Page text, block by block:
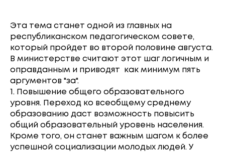
Эта тема станет одной из главных на
республиканском педагогическом совете,
который пройдет во второй половине августа.
В министерстве считают этот шаг логичным и
оправданным и приводят как минимум пять
аргументов "за".
1. Повышение общего образовательного
уровня. Переход ко всеобщему среднему
образованию даст возможность повысить
общий образовательный уровень населения.
Кроме того, он станет важным шагом к более
успешной социализации молодых людей. У